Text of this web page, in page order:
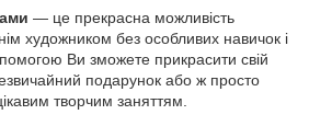
— це прекрасна можливість
художником без особливих навичок і
Ви зможете прикрасити свій
подарунок або ж просто
творчим заняттям.